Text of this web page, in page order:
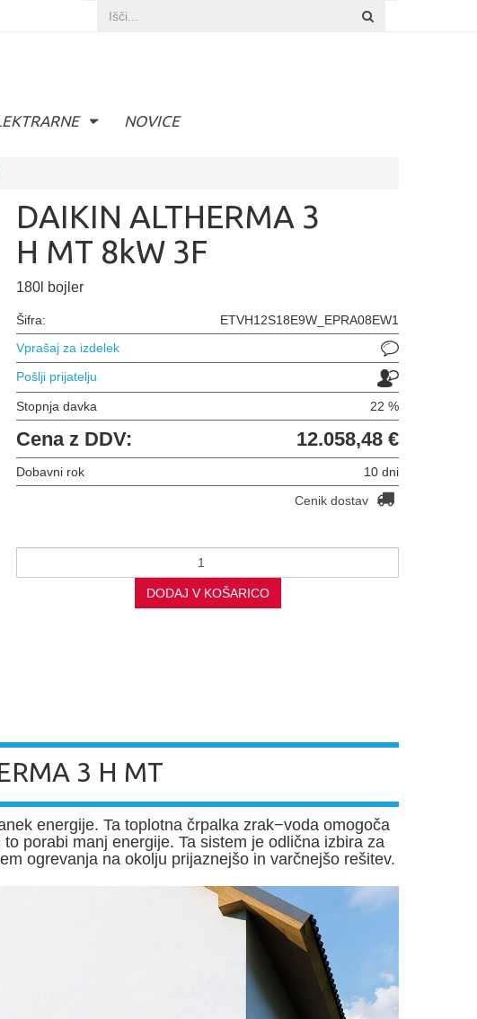
NOVICE
DAIKIN ALTHERMA 3
H MT 8kW 3F
180l bojler
Šifra:
ETVH12S18E9W_EPRA08EW1
Vprašaj za izdelek
Pošlji prijatelju
Stopnja davka 22 %
Cena z DDV: 12.058,48 €
Dobavni rok
10 dni
Cenik dostav
DODAJ V KOŠARICO
3 H MT
energije. Ta toplotna črpalka zrak−voda omogoča
porabi manj energije. Ta sistem je odlična izbira za
ogrevanja na okolju prijaznejšo in varčnejšo rešitev.